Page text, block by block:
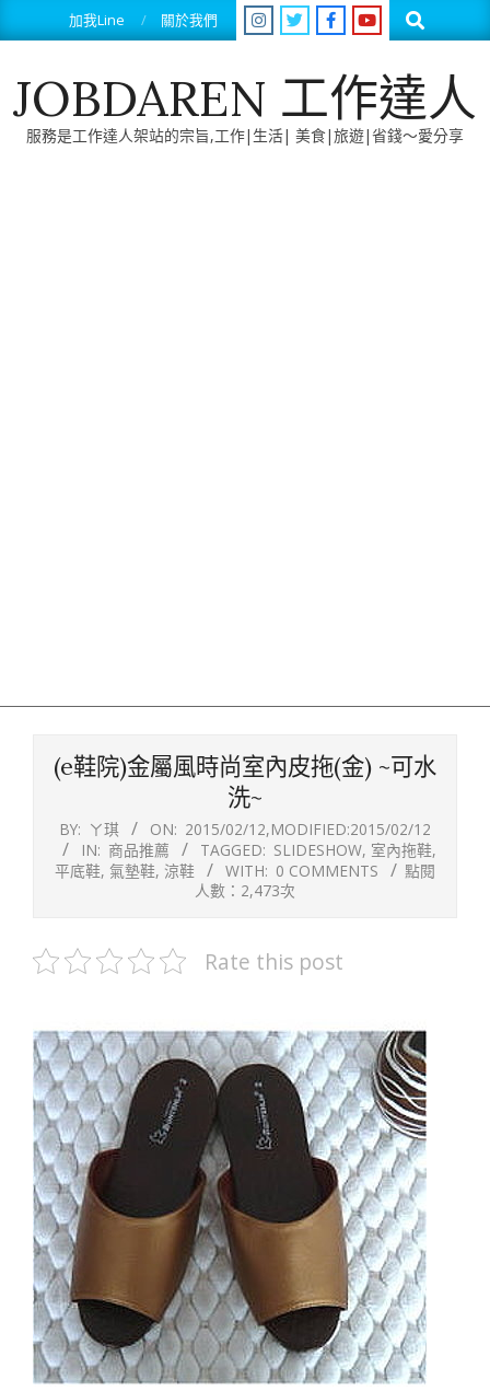
to
加我Line 關於我們 Search
JOBDAREN 工作達人
服務是工作達人架站的宗旨,工作|生活| 美食|旅遊|省錢～愛分享
(e鞋院)金屬風時尚室內皮拖(金) ~可水
洗~
BY: ㄚ琪 ON: 2015/02/12,MODIFIED:2015/02/12
IN: 商品推薦 TAGGED: SLIDESHOW, 室內拖鞋,
平底鞋, 氣墊鞋, 涼鞋 WITH: 0 COMMENTS
點閱
人數：2,473次
Rate this post